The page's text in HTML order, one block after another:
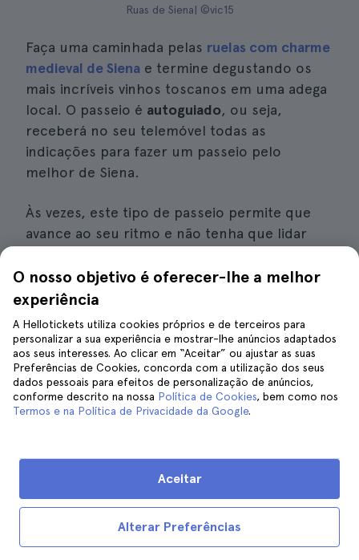
Ruas de Siena| ©vic15
Faça uma caminhada pelas ruelas com charme
medieval de Siena e termine degustando os
mais incríveis vinhos toscanos em uma adega
local. O passeio é autoguiado, ou seja,
receberá no seu telemóvel todas as
indicações para fazer um passeio pelo
melhor de Siena.
Às vezes, este tipo de passeio permite que
avance ao seu ritmo e não tenha que lidar
interessantes da cidade até chegar à adega,
onde o espera uma
vinhos toscanos e um almoço típico da região
Trata-se de uma adega familiar, por isso irá
sentir-se em casa.
Detalhes de interesse
Meio de transporte: irá percorrer a cidade
a pé.
O nosso objetivo é oferecer-lhe a melhor
experiência
A Hellotickets utiliza cookies próprios e de terceiros para
personalizar a sua experiência e mostrar-lhe anúncios adaptados
aos seus interesses. Ao clicar em “Aceitar” ou ajustar as suas
Preferências de Cookies, concorda com a utilização dos seus
dados pessoais para efeitos de personalização de anúncios,
conforme descrito na nossa Política de Cookies, bem como nos
Termos e na Política de Privacidade da Google.
Alterar Preferências
Aceitar